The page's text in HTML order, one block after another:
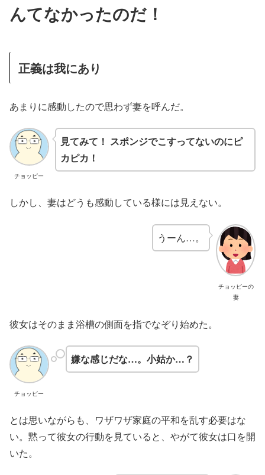
んてなかったのだ！
正義は我にあり
あまりに感動したので思わず妻を呼んだ。
チョッピー
見てみて！ スポンジでこすってないのにピ
カピカ！
しかし、妻はどうも感動している様には見えない。
チョッピーの
妻
うーん…。
彼女はそのまま浴槽の側面を指でなぞり始めた。
チョッピー
嫌な感じだな…。小姑か…？
とは思いながらも、ワザワザ家庭の平和を乱す必要はな
い。黙って彼女の行動を見ていると、やがて彼女は口を開
いた。